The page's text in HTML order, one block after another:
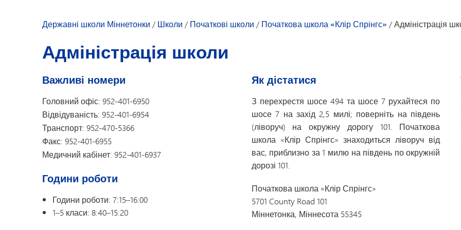
Вітання директора
Посібник для батьків та учнів — Початкова школа «Клір Спрінгс»
Дослідники
Бюро
Державні школи Міннетонки / Школи / Початкові школи / Початкова школа «Клір Спрінгс» /Адміністрація
Адміністрація школи
Важливі номери
Головний офіс: 952-401-6950
Відвідуваність: 952-401-6954
Транспорт: 952-470-5366
Факс: 952-401-6955
Медичний кабінет: 952-401-6937
Години роботи
Години роботи: 7:15–16:00
1–5 класи: 8:40–15:20
Як дістатися
З перехрестя шосе 494 та шосе 7 рухайтеся по
шосе 7 на захід 2,5 милі; поверніть на південь
(ліворуч) на окружну дорогу 101. Початкова
школа «Клір Спрінгс» знаходиться ліворуч від
вас, приблизно за 1 милю на південь по окружній
дорозі 101.
Початкова школа «Клір Спрінгс»
5701 County Road 101
Міннетонка, Міннесота 55345